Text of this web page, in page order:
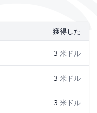
獲得した
3 米ドル
3 米ドル
3 米ドル